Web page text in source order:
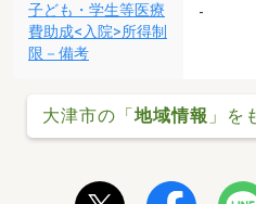
子ども・学生等医療
費助成<入院>所得制
限－備考
-
大津市の「地域情報 」を